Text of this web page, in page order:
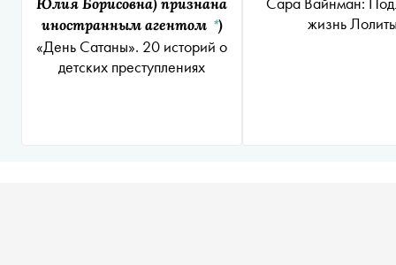
иностранным агентом *)
«День Сатаны». 20 историй о
детских преступлениях
жизнь